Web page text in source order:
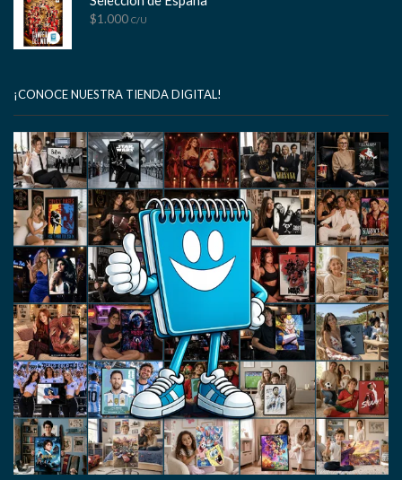
$1.000 C/U
¡CONOCE NUESTRA TIENDA DIGITAL!